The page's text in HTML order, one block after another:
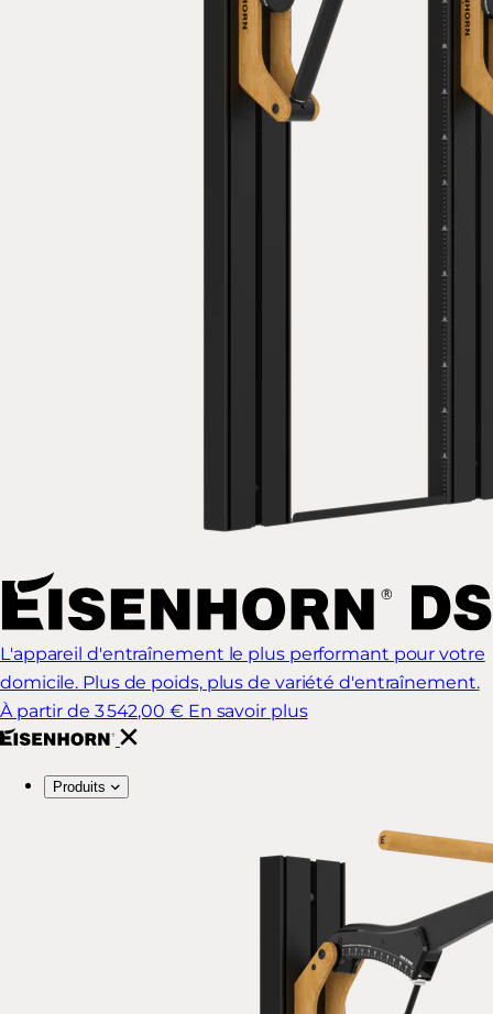
L'appareil d'entraînement le plus performant pour votre
domicile. Plus de poids, plus de variété d'entraînement.
À partir de 3 542,00 € En savoir plus
Produits